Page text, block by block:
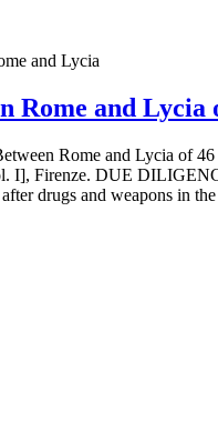
and Lycia
Rome and Lycia
Rome and Lycia of
I], Firenze. DUE
drugs and weapons in